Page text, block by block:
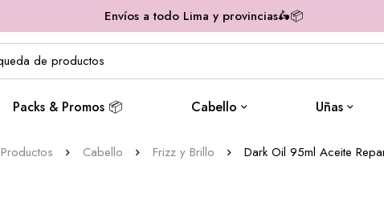
Envíos a todo Lima y provincias🛵📦
Packs & Promos 📦 Cabello Uñas
Productos Cabello Frizz y Brillo Dark Oil 95ml Aceite